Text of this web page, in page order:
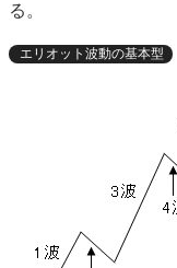
る。
エリオット波動の基本型